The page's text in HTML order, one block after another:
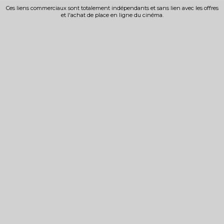
Ces liens commerciaux sont totalement indépendants et sans lien avec les offres
et l'achat de place en ligne du cinéma.